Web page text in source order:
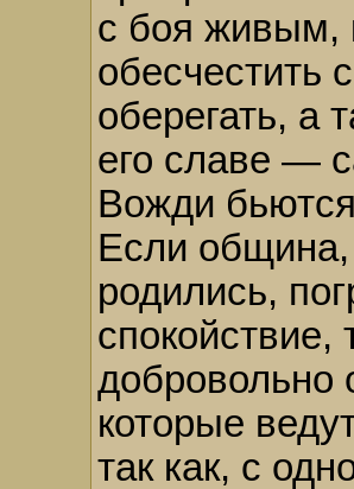
с боя живым,
обесчестить
оберегать, а
его славе —
Вожди
Если
родились,
добровольно
которые
так как, с